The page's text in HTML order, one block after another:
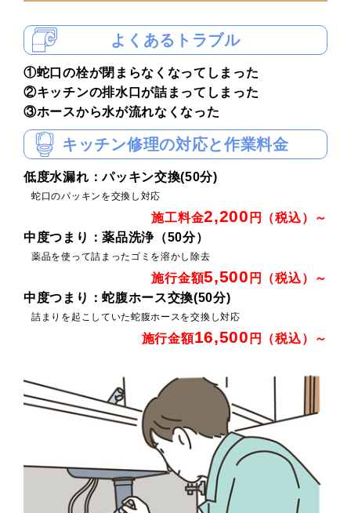
よくあるトラブル
①蛇口の栓が閉まらなくなってしまった
②キッチンの排水口が詰まってしまった
③ホースから水が流れなくなった
キッチン修理の対応と作業料金
低度水漏れ：パッキン交換(50分)
蛇口のパッキンを交換し対応
施工料金2,200 円（税込）～
中度つまり：薬品洗浄（50分）
薬品を使って詰まったゴミを溶かし除去
施行金額5,500 円（税込）～
中度つまり：蛇腹ホース交換(50分)
詰まりを起こしていた蛇腹ホースを交換し対応
施行金額16,500 円（税込）～